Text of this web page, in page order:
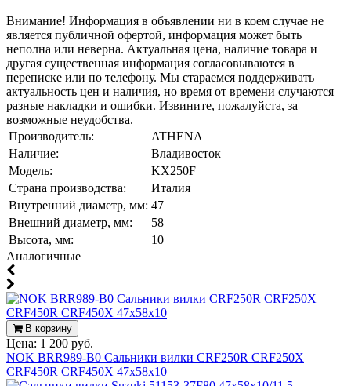
Внимание! Информация в объявлении ни в коем случае не
является публичной офертой, информация может быть
неполна или неверна. Актуальная цена, наличие товара и
другая существенная информация согласовываются в
переписке или по телефону. Мы стараемся поддерживать
актуальность цен и наличия, но время от времени случаются
разные накладки и ошибки. Извините, пожалуйста, за
возможные неудобства.
Производитель:
ATHENA
Наличие:
Владивосток
Модель:
KX250F
Страна производства:
Италия
Внутренний диаметр, мм: 47
Внешний диаметр, мм:
58
Высота, мм:
10
Аналогичные
В корзину
Цена: 1 200 руб.
NOK BRR989-B0 Сальники вилки CRF250R CRF250X
CRF450R CRF450X 47x58x10